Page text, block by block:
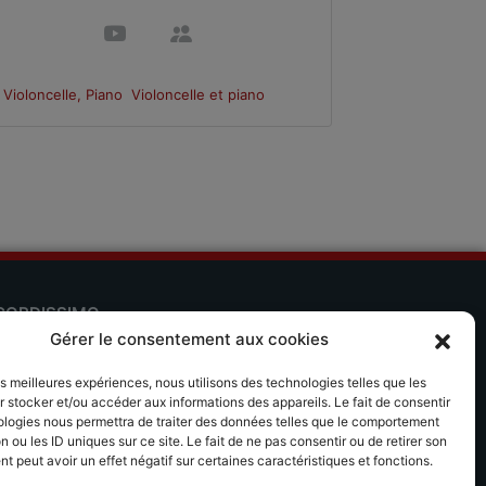
Gérer le consentement aux cookies
meilleures expériences, nous utilisons des technologies telles que les
stocker et/ou accéder aux informations des appareils. Le fait de consentir
nous permettra de traiter des données telles que le comportement
ou les ID uniques sur ce site. Le fait de ne pas consentir ou de retirer son
peut avoir un effet négatif sur certaines caractéristiques et fonctions.
Violoncelle, Piano Violoncelle et piano
Scales